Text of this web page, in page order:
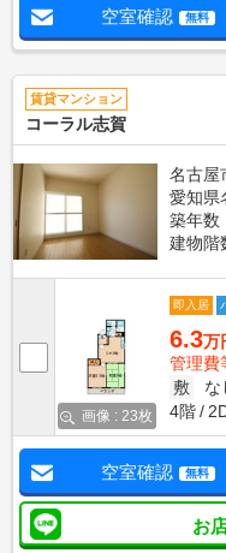
空室確認 無料
賃貸マンション
コーラル志賀
名古屋
愛知県
築年数
建物階
画像 : 23枚
即入居
6.3万
管理費
敷
な
4階
空室確認 無料
お